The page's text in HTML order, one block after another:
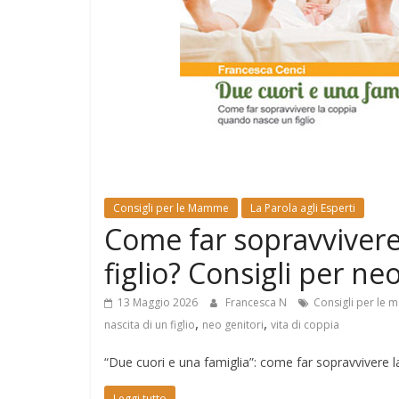
Consigli per le Mamme La Parola agli Esperti
Come far
figlio? Consigli per
13 Maggio 2026 Francesca N Consigli per le
nascita di un figlio, neo genitori, vita di coppia
“Due cuori e una famiglia”: come far